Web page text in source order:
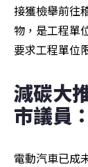
接獲檢舉前往
物，是工程單
要求工程單位
減碳大
市議員
電動汽車已成